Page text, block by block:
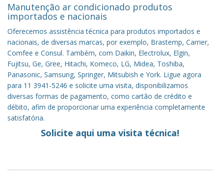
Manutenção ar condicionado produtos
importados e nacionais
Oferecemos assistência técnica para produtos importados e
nacionais, de diversas marcas, por exemplo, Brastemp, Carrier,
Comfee e Consul. Também, com Daikin, Electrolux, Elgin,
Fujitsu, Ge, Gree, Hitachi, Komeco, LG, Midea, Toshiba,
Panasonic, Samsung, Springer, Mitsubish e York. Ligue agora
para 11 3941-5246 e solicite uma visita, disponibilizamos
diversas formas de pagamento, como cartão de crédito e
débito, afim de proporcionar uma experiência completamente
satisfatória.
Solicite aqui uma visita técnica!